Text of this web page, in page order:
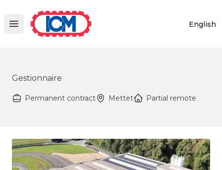
Open main menu
ICM
English
Gestionnaire
Permanent contract Mettet Partial remote